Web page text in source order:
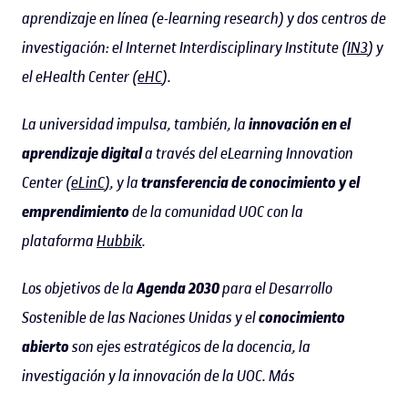
aprendizaje en línea (e-learning research) y dos centros de
investigación: el Internet Interdisciplinary Institute (IN3) y
el eHealth Center (eHC).
La universidad impulsa, también, lainnovación en el
aprendizaje digitala través del eLearning Innovation
Center (eLinC), y latransferencia de conocimiento y el
emprendimientode la comunidad UOC con la
plataformaHubbik.
Los objetivos de laAgenda 2030para el Desarrollo
Sostenible de las Naciones Unidas y elconocimiento
abiertoson ejes estratégicos de la docencia, la
investigación y la innovación de la UOC. Más